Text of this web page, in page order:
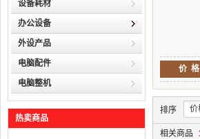
设备耗材
办公设备
外设产品
电脑配件
电脑整机
热卖商品
价 格
排序 价
相关商品